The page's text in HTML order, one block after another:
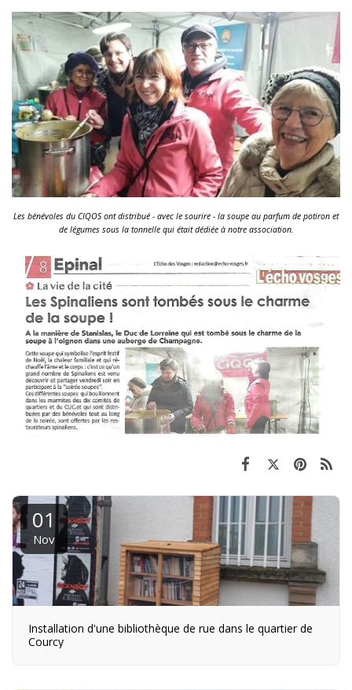
Les bénévoles du CIQOS ont distribué - avec le sourire - la soupe au parfum de potiron et
de légumes sous la tonnelle qui était dédiée à notre association.
01
Nov
Installation d'une bibliothèque de rue dans le quartier de
Courcy